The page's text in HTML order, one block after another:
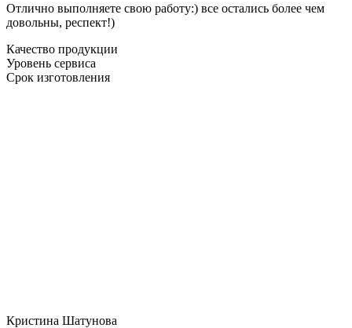
Отлично выполняете свою работу:) все остались более чем
довольны, респект!)
Качество продукции
Уровень сервиса
Срок изготовления
Кристина Шатунова